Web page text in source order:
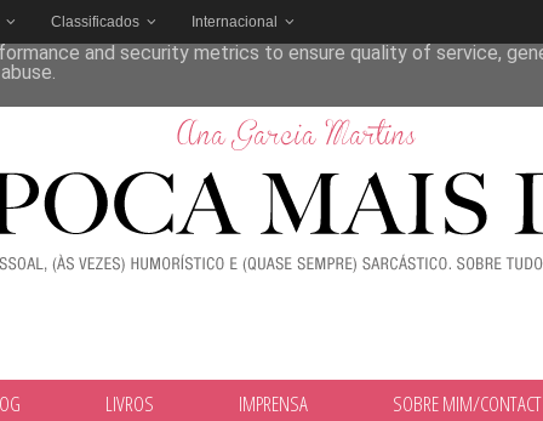
Classificados Internacional
LIVROS IMPRENSA SOBRE MIM/
its services and to analyze traffic. Your IP address and
and security metrics to ensure quality of service,